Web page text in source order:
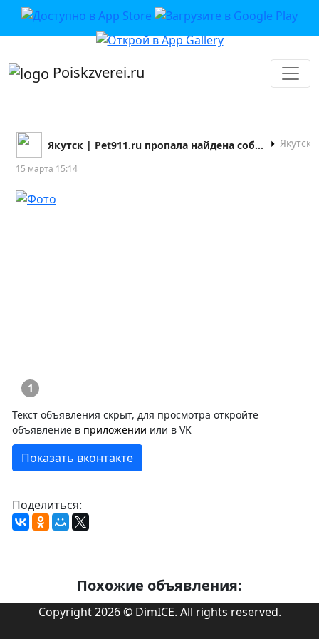
приложении или в VK">
Poiskzverei.ru
Якутск | Pet911.ru пропала найдена собака кошка Якутск
15 марта 15:14
1
Текст объявления скрыт, для просмотра откройте
объявление в приложении или в VK
Показать вконтакте
Поделиться:
Похожие объявления:
Copyright 2026 © DimICE. All rights reserved.